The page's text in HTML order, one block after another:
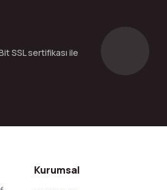
SSL sertifikası ile
Kurumsal